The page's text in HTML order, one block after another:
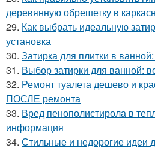
деревянную обрешетку в
29. Как выбрать идеальную
установка
30. Затирка для плитки в
31. Выбор затирки для ванной:
32. Ремонт туалета дешево и
ПОСЛЕ ремонта
33. Вред пенополистирола в
информация
34. Стильные и недорогие идеи